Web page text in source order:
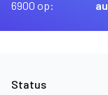
6900 op:
Status